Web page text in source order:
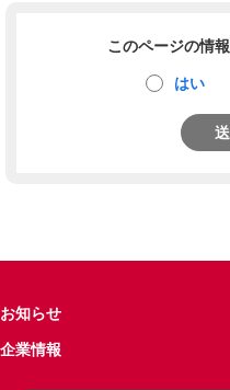
このページの情
はい
お知らせ
企業情報